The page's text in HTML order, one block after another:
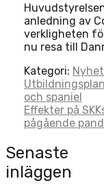
anledning av
verkligheten
nu resa till
Kategori:
Post
och spaniel
Effekter på
pågående
Senaste
inläggen